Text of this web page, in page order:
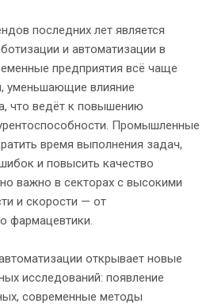
последних лет является
и автоматизации в
предприятия всё чаще
уменьшающие влияние
что ведёт к повышению
Промышленные
время выполнения задач,
и повысить качество
важно в секторах с высокими
и скорости — от
фармацевтики.
открывает новые
исследований: появление
современные методы